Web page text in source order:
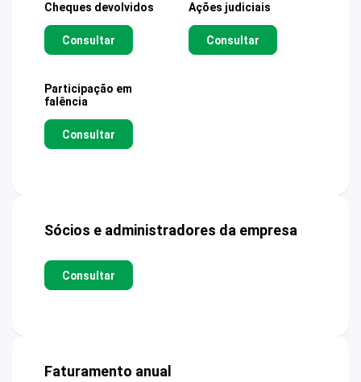
Cheques devolvidos
Consultar
Ações judiciais
Consultar
Participação em
falência
Consultar
Sócios e administradores da empresa
Consultar
Faturamento anual